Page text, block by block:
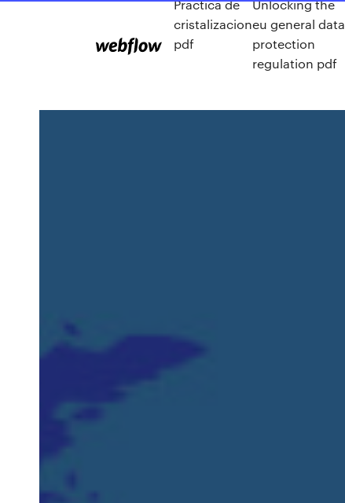
Practica de
cristalizacion
pdf
Unlocking the
eu general data
protection
regulation pdf